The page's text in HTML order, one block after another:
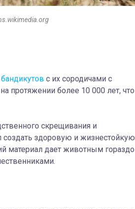
бандикутов с их сородичами с
протяжении более 10 000 лет, что
скрещивания и
создать здоровую и жизнестойкую
материал дает животным гораздо